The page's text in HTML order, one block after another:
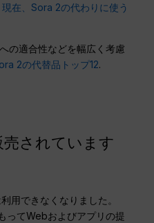
現在、Sora 2の代わりに使う
の適合性などを幅広く考慮
2の代替品トップ12.
されています
用できなくなりました。
ってWebおよびアプリの提